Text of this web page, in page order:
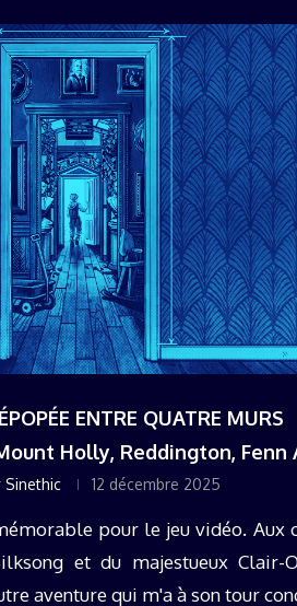
ENTRE QUATRE MURS
Holly, Reddington, Fenn
Sinethic 12 décembre 2025
pour le jeu vidéo. Aux
et du majestueux Clair-
aventure qui m'a à son tour